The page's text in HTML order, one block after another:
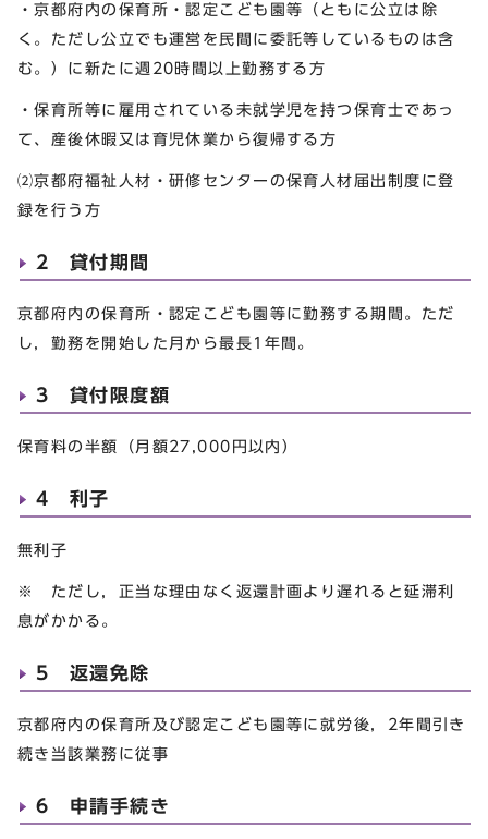
・京都府内の保育所・認定こども園等（ともに公立は除
く。ただし公立でも運営を民間に委託等しているものは含
む。）に新たに週20時間以上勤務する方
・保育所等に雇用されている未就学児を持つ保育士であっ
て、産後休暇又は育児休業から復帰する方
⑵京都府福祉人材・研修センターの保育人材届出制度に登
録を行う方
2 貸付期間
京都府内の保育所・認定こども園等に勤務する期間。ただ
し，勤務を開始した月から最長1年間。
3 貸付限度額
保育料の半額（月額27,000円以内）
4 利子
無利子
※ ただし，正当な理由なく返還計画より遅れると延滞利
息がかかる。
5 返還免除
京都府内の保育所及び認定こども園等に就労後，2年間引き
続き当該業務に従事
6 申請手続き